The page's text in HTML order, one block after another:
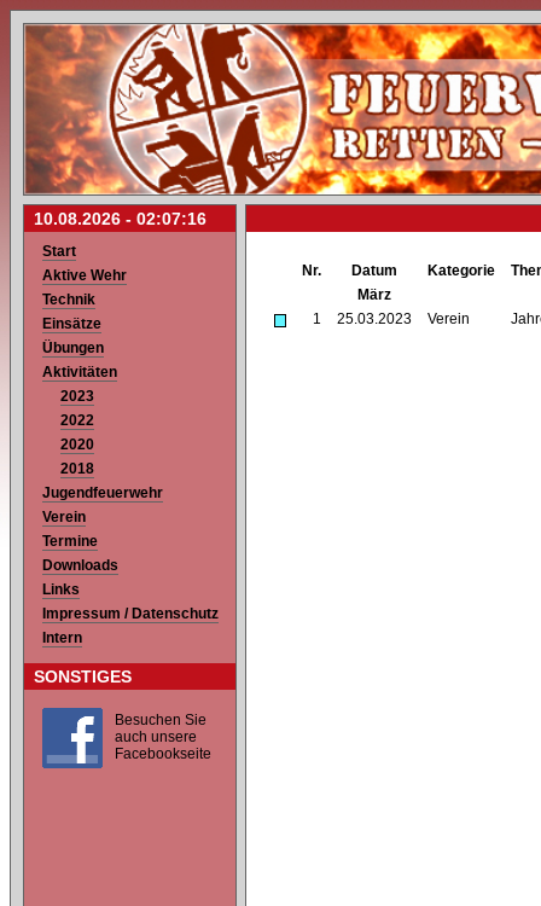
10.08.2026 - 02:07:16
Start
Aktive Wehr
Technik
Einsätze
Übungen
Aktivitäten
2023
2022
2020
2018
Jugendfeuerwehr
Verein
Termine
Downloads
Links
Impressum / Datenschutz
Intern
SONSTIGES
Besuchen Sie
auch unsere
Facebookseite
Nr. Datum Kategorie
März
1
25.03.2023 Verein